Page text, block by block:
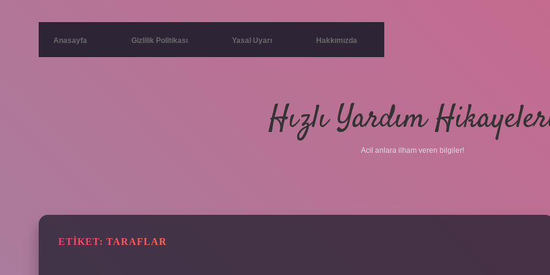
Anasayfa Gizlilik Politikası Yasal Uyarı Hakkımızda
Hızlı Yardım
Acil anlara ilham veren bilgiler!
ETIKET: TARAFLAR